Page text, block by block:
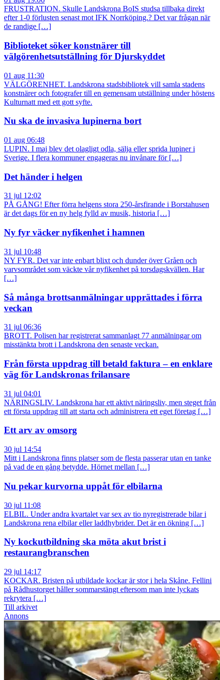
FRUSTRATION. Skulle Landskrona BoIS studsa tillbaka direkt
efter 1-0 förlusten senast mot IFK Norrköping.? Det var frågan när
de randige […]
Biblioteket söker konstnärer till
välgörenhetsutställning för Djurskyddet
01 aug 11:30
VÄLGÖRENHET. Landskrona stadsbibliotek vill samla stadens
konstnärer och fotografer till en gemensam utställning under höstens
Kulturnatt med ett gott syfte.
Nu ska de invasiva lupinerna bort
01 aug 06:48
LUPIN. I maj blev det olagligt odla, sälja eller sprida lupiner i
Sverige. I flera kommuner engageras nu invånare för […]
Det händer i helgen
31 jul 12:02
PÅ GÅNG! Efter förra helgens stora 250-årsfirande i Borstahusen
är det dags för en ny helg fylld av musik, historia […]
Ny fyr väcker nyfikenhet i hamnen
31 jul 10:48
NY FYR. Det var inte enbart blixt och dunder över Gråen och
varvsområdet som väckte vår nyfikenhet på torsdagskvällen. Har
[…]
Så många brottsanmälningar upprättades i förra
veckan
31 jul 06:36
BROTT. Polisen har registrerat sammanlagt 77 anmälningar om
misstänkta brott i Landskrona den senaste veckan.
Från första uppdrag till betald faktura – en enklare
väg för Landskronas frilansare
31 jul 04:01
NÄRINGSLIV. Landskrona har ett aktivt näringsliv, men steget från
ett första uppdrag till att starta och administrera ett eget företag […]
Ett arv av omsorg
30 jul 14:54
Mitt i Landskrona finns platser som de flesta passerar utan en tanke
på vad de en gång betydde. Hörnet mellan […]
Nu pekar kurvorna uppåt för elbilarna
30 jul 11:08
ELBIL. Under andra kvartalet var sex av tio nyregistrerade bilar i
Landskrona rena elbilar eller laddhybrider. Det är en ökning […]
Ny kockutbildning ska möta akut brist i
restaurangbranschen
29 jul 14:17
KOCKAR. Bristen på utbildade kockar är stor i hela Skåne. Fellini
på Rådhustorget håller sommarstängt eftersom man inte lyckats
rekrytera […]
Till arkivet
Annons